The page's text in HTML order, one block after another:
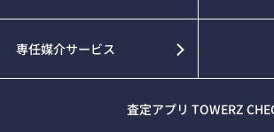
専任媒介サービス
査定アプリ TOWERZ